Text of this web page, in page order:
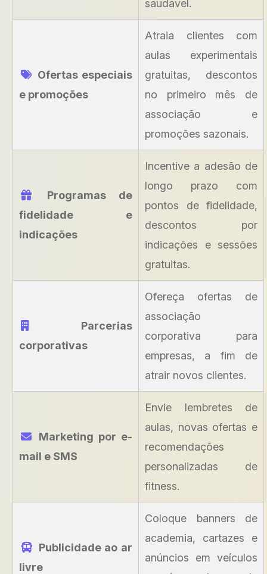
saudável.
Ofertas especiais
e promoções
Atraia clientes com
aulas experimentais
gratuitas, descontos
no primeiro mês de
associação e
promoções sazonais.
Programas de
fidelidade e
indicações
Incentive a adesão de
longo prazo com
pontos de fidelidade,
descontos por
indicações e sessões
gratuitas.
Parcerias
corporativas
Ofereça ofertas de
associação
corporativa para
empresas, a fim de
atrair novos clientes.
Marketing por e-
mail e SMS
Envie lembretes de
aulas, novas ofertas e
recomendações
personalizadas de
fitness.
Publicidade ao ar
livre
Coloque banners de
academia, cartazes e
anúncios em veículos